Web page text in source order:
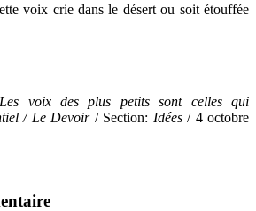
voix crie dans le désert ou soit étouffée
Les voix des plus petits sont cellesqui
/ Le Devoir / Section: Idées / 4 octobre